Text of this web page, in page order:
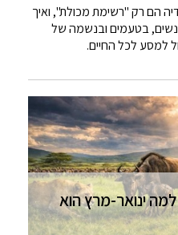
הם רק "רשימת מכולת", ואיך
בטעמים ובנשמה של
למסע לכל החיים.
ינואר-מרץ הוא